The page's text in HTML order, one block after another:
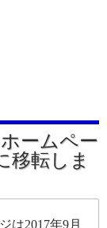
ームペー
移転しま
は2017年9月